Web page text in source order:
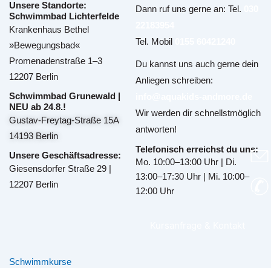
Unsere Standorte:
Schwimmbad Lichterfelde
Krankenhaus Bethel
»Bewegungsbad«
Promenadenstraße 1–3
12207 Berlin
Schwimmbad Grunewald |
NEU ab 24.8.!
Gustav-Freytag-Straße 15A
14193 Berlin
Unsere Geschäftsadresse:
Giesensdorfer Straße 29 |
12207 Berlin
Dann ruf uns gerne an: Tel.
Tel. Mobil
Du kannst uns auch gerne dein
Anliegen schreiben:
Wir werden dir schnellstmöglich
antworten!
Telefonisch erreichst du uns:
Mo. 10:00–13:00 Uhr | Di.
13:00–17:30 Uhr | Mi. 10:00–
12:00 Uhr
Schwimmkurse